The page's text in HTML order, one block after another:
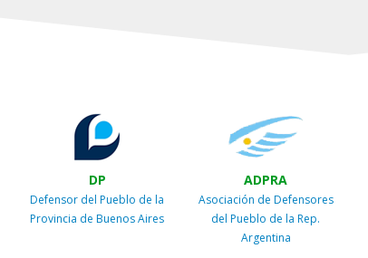
DP
Defensor del Pueblo de la
Provincia de Buenos Aires
ADPRA
Asociación de Defensores
del Pueblo de la Rep.
Argentina